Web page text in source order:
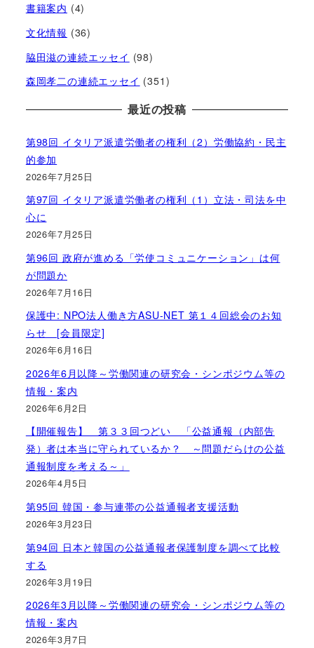
書籍案内 (4)
文化情報 (36)
脇田滋の連続エッセイ (98)
森岡孝二の連続エッセイ (351)
最近の投稿
第98回 イタリア派遣労働者の権利（2）労働協約・民主
的参加
2026年7月25日
第97回 イタリア派遣労働者の権利（1）立法・司法を中
心に
2026年7月25日
第96回 政府が進める「労使コミュニケーション」は何
が問題か
2026年7月16日
保護中: NPO法人働き方ASU-NET 第１４回総会のお知
らせ [会員限定]
2026年6月16日
2026年6月以降～労働関連の研究会・シンポジウム等の
情報・案内
2026年6月2日
【開催報告】 第３３回つどい 「公益通報（内部告
発）者は本当に守られているか？ ～問題だらけの公益
通報制度を考える～」
2026年4月5日
第95回 韓国・参与連帯の公益通報者支援活動
2026年3月23日
第94回 日本と韓国の公益通報者保護制度を調べて比較
する
2026年3月19日
2026年3月以降～労働関連の研究会・シンポジウム等の
情報・案内
2026年3月7日